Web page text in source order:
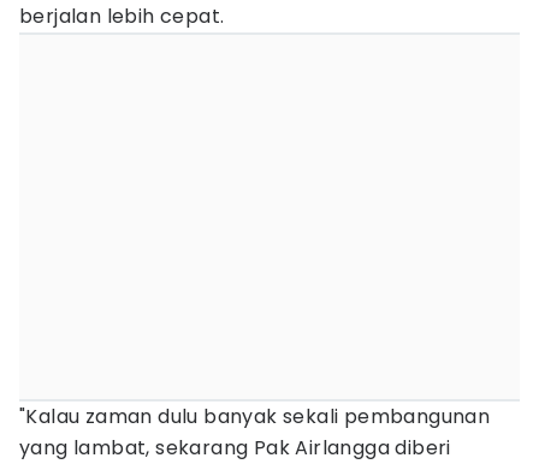
berjalan lebih cepat.
"Kalau zaman dulu banyak sekali pembangunan
yang lambat, sekarang Pak Airlangga diberi